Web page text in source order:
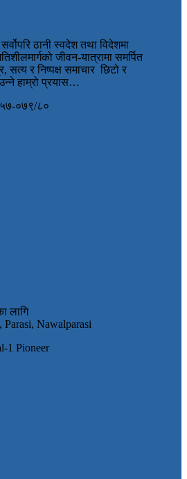
ठानी स्वदेश तथा विदेशमा
जीवन-यात्रामा समर्पित
सत्य र निष्पक्ष समाचार छिटो र
हाम्रो प्रयास…
०७९/८०
लागि
Parasi, Nawalparasi
1 Pioneer